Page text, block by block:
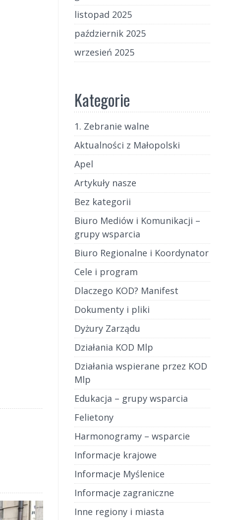
listopad 2025
październik 2025
wrzesień 2025
Kategorie
1. Zebranie walne
Aktualności z Małopolski
Apel
Artykuły nasze
Bez kategorii
Biuro Mediów i Komunikacji –
grupy wsparcia
Biuro Regionalne i Koordynator
Cele i program
Dlaczego KOD? Manifest
Dokumenty i pliki
Dyżury Zarządu
Działania KOD Mlp
Działania wspierane przez KOD
Mlp
Edukacja – grupy wsparcia
Felietony
Harmonogramy – wsparcie
Informacje krajowe
Informacje Myślenice
Informacje zagraniczne
Inne regiony i miasta